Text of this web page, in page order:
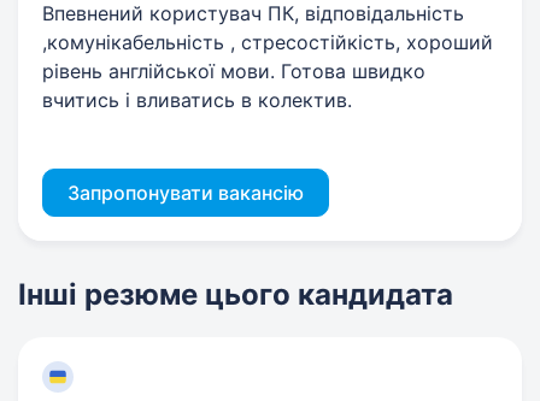
Впевнений користувач ПК, відповідальність
,комунікабельність , стресостійкість, хороший
рівень англійської мови. Готова швидко
вчитись і вливатись в колектив.
Запропонувати вакансію
Інші резюме цього кандидата